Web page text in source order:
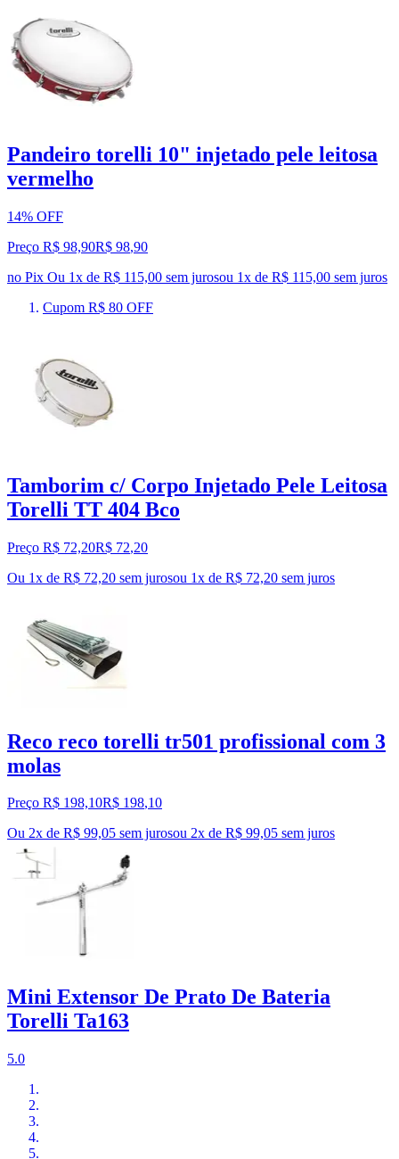
Pandeiro torelli 10" injetado pele leitosa
vermelho
14% OFF
Preço R$ 98,90R$ 98,90
no Pix Ou 1x de R$ 115,00 sem jurosou 1x de R$ 115,00 sem juros
Cupom R$ 80 OFF
Tamborim c/ Corpo Injetado Pele Leitosa
Torelli TT 404 Bco
Preço R$ 72,20R$ 72,20
Ou 1x de R$ 72,20 sem jurosou 1x de R$ 72,20 sem juros
Reco reco torelli tr501 profissional com 3
molas
Preço R$ 198,10R$ 198,10
Ou 2x de R$ 99,05 sem jurosou 2x de R$ 99,05 sem juros
Mini Extensor De Prato De Bateria
Torelli Ta163
5.0